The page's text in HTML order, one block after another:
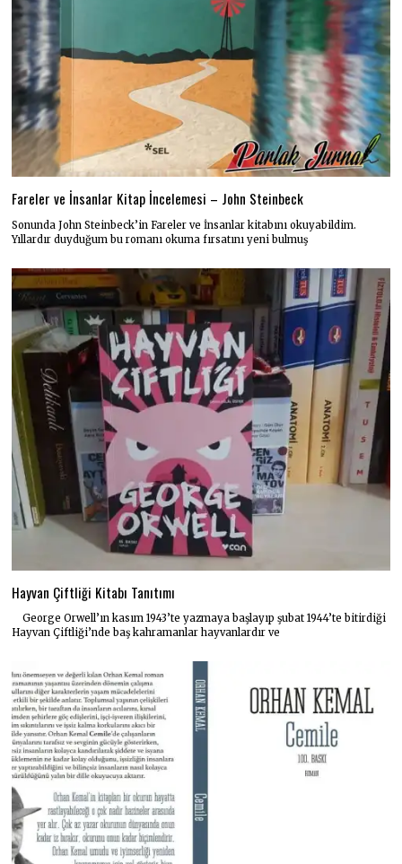
Fareler ve İnsanlar Kitap İncelemesi – John Steinbeck
Sonunda John Steinbeck’in Fareler ve İnsanlar kitabını okuyabildim.
Yıllardır duyduğum bu romanı okuma fırsatını yeni bulmuş
Hayvan Çiftliği Kitabı Tanıtımı
George Orwell’ın kasım 1943’te yazmaya başlayıp şubat 1944’te bitirdiği
Hayvan Çiftliği’nde baş kahramanlar hayvanlardır ve